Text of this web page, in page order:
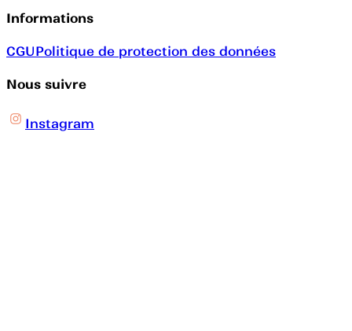
Informations
CGUPolitique de protection des données
Nous suivre
Instagram